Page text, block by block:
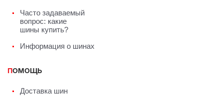
Часто задаваемый
вопрос: какие
шины купить?
Информация о шинах
ПОМОЩЬ
Доставка шин